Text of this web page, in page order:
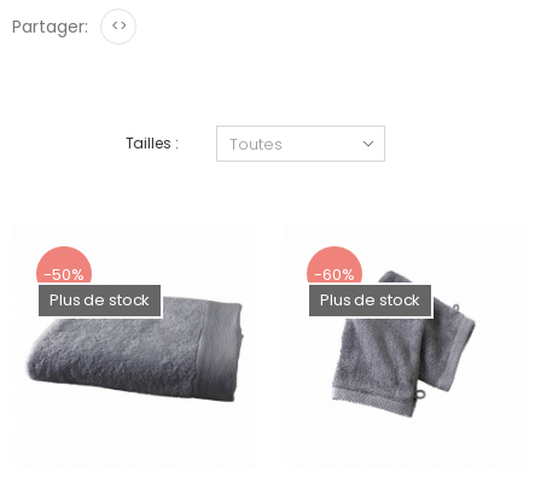
Partager: <>
Tailles :
-50%
Plus de stock
-60%
Plus de stock